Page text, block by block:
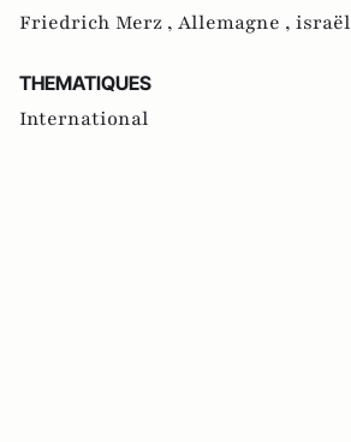
Friedrich Merz , Allemagne , israël
THEMATIQUES
International